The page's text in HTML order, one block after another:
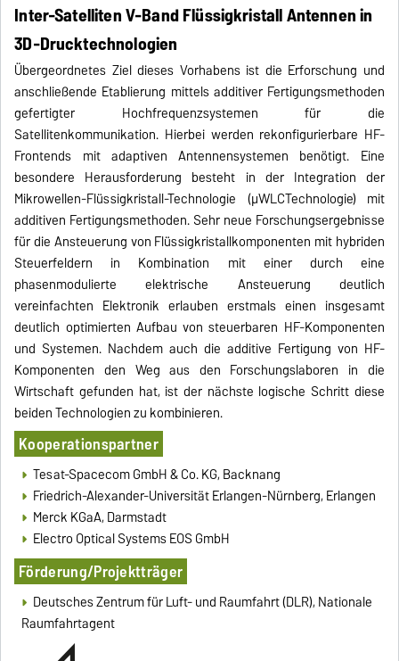
Inter-Satelliten V-Band Flüssigkristall Antennen in
3D-Drucktechnologien
Übergeordnetes Ziel dieses Vorhabens ist die Erforschung und
anschließende Etablierung mittels additiver Fertigungsmethoden
gefertigter Hochfrequenzsystemen für die
Satellitenkommunikation. Hierbei werden rekonfigurierbare HF-
Frontends mit adaptiven Antennensystemen benötigt. Eine
besondere Herausforderung besteht in der Integration der
Mikrowellen-Flüssigkristall-Technologie (µWLCTechnologie) mit
additiven Fertigungsmethoden. Sehr neue Forschungsergebnisse
für die Ansteuerung von Flüssigkristallkomponenten mit hybriden
Steuerfeldern in Kombination mit einer durch eine
phasenmodulierte elektrische Ansteuerung deutlich
vereinfachten Elektronik erlauben erstmals einen insgesamt
deutlich optimierten Aufbau von steuerbaren HF-Komponenten
und Systemen. Nachdem auch die additive Fertigung von HF-
Komponenten den Weg aus den Forschungslaboren in die
Wirtschaft gefunden hat, ist der nächste logische Schritt diese
beiden Technologien zu kombinieren.
Kooperationspartner
Tesat-Spacecom GmbH & Co. KG, Backnang
Friedrich-Alexander-Universität Erlangen-Nürnberg, Erlangen
Merck KGaA, Darmstadt
Electro Optical Systems EOS GmbH
Förderung/Projektträger
Deutsches Zentrum für Luft- und Raumfahrt (DLR), Nationale
Raumfahrtagent